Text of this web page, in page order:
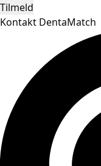
Tilmeld
Kontakt DentaMatch